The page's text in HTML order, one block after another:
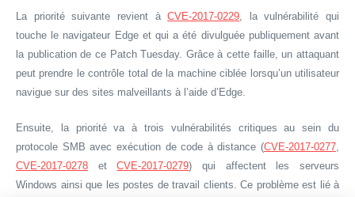
La priorité suivante revient àCVE-2017-0229, la vulnérabilité qui
touche le navigateur Edge et qui a été divulguée publiquement avant
la publication de ce Patch Tuesday. Grâce à cette faille, un attaquant
peut prendre le contrôle total de la machine ciblée lorsqu’un utilisateur
navigue sur des sites malveillants à l’aide d’Edge.
Ensuite, la priorité va à trois vulnérabilités critiques au sein du
protocole SMB avec exécution de code à distance (CVE-2017-0277,
CVE-2017-0278 etCVE-2017-0279) qui affectent les serveurs
Windows ainsi que les postes de travail clients. Ce problème est lié à